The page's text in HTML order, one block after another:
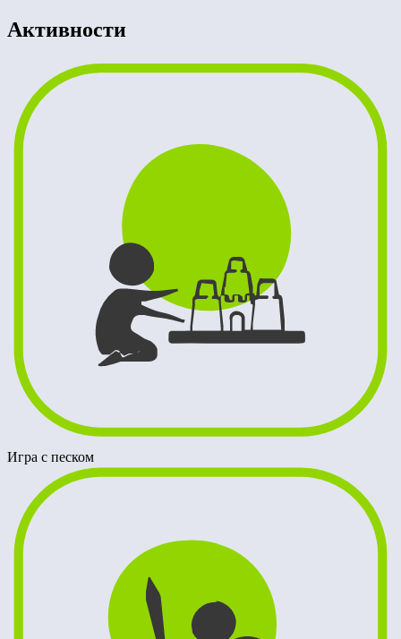
Активности
Игра с песком